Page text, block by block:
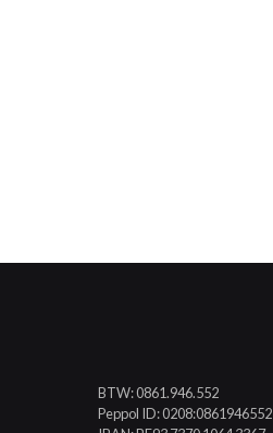
BTW: 0861.946.552
Peppol ID: 0208:0861946552